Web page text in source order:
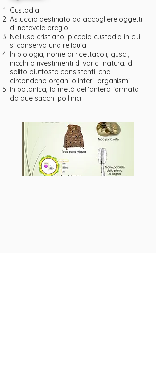
Custodia
Astuccio destinato ad accogliere oggetti
di notevole pregio
Nell’uso cristiano, piccola custodia in cui
si conserva una reliquia
In biologia, nome di ricettacoli, gusci,
nicchi o rivestimenti di varia natura, di
solito piuttosto consistenti, che
circondano organi o interi organismi
In botanica, la metà dell’antera formata
da due sacchi pollinici